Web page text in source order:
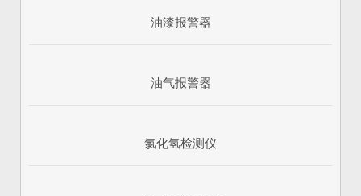
油漆报警器
油气报警器
氯化氢检测仪